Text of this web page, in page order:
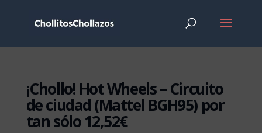
¡Chollo! Hot Wheels – Circuito
de ciudad (Mattel BGH95) por
tan sólo 12,52€